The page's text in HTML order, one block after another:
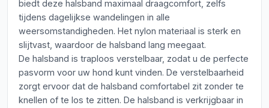
biedt deze halsband maximaal draagcomfort, zelfs
tijdens dagelijkse wandelingen in alle
weersomstandigheden. Het nylon materiaal is sterk en
slijtvast, waardoor de halsband lang meegaat.
De halsband is traploos verstelbaar, zodat u de perfecte
pasvorm voor uw hond kunt vinden. De verstelbaarheid
zorgt ervoor dat de halsband comfortabel zit zonder te
knellen of te los te zitten. De halsband is verkrijgbaar in